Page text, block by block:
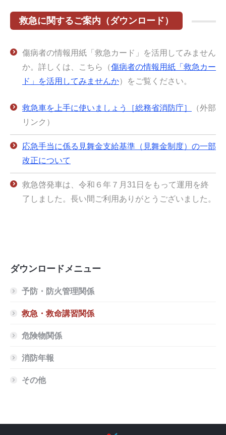
救急に関するご案内（ダウンロード）
傷病者の情報用紙「救急カード」を活用してみません
か。 詳しくは、こちら（傷病者の情報用紙「救急カー
ド」を活用してみませんか）をご覧ください。
救急車を上手に使いましょう［総務省消防庁］
（外部
リンク）
応急手当に係る見舞金支給基準（見舞金制度）の一部
改正について
救急啓発車は、令和６年７月31日をもって運用を終
了しました。長い間ご利用ありがとうございました。
ダウンロードメニュー
予防・防火管理関係
救急・救命講習関係
危険物関係
消防年報
その他